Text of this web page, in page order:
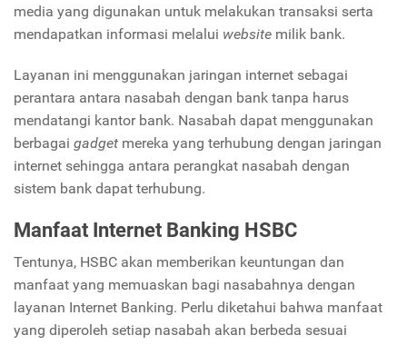
media yang digunakan untuk melakukan transaksi serta
mendapatkan informasi melalui website milik bank.
Layanan ini menggunakan jaringan internet sebagai
perantara antara nasabah dengan bank tanpa harus
mendatangi kantor bank. Nasabah dapat menggunakan
berbagai gadget mereka yang terhubung dengan jaringan
internet sehingga antara perangkat nasabah dengan
sistem bank dapat terhubung.
Manfaat Internet Banking HSBC
Tentunya, HSBC akan memberikan keuntungan dan
manfaat yang memuaskan bagi nasabahnya dengan
layanan Internet Banking. Perlu diketahui bahwa manfaat
yang diperoleh setiap nasabah akan berbeda sesuai